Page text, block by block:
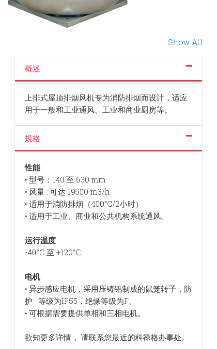
Show All
概述
上排式屋顶排烟风机专为消防排烟而设计，适应
用于一般和工业通风、工业和商业厨房等。
規格
性能
• 型号：140 至 630 mm
• 风量 : 可达 19500 m3/h
• 适用于消防排烟（400°C/2小时）
• 适用于工业、商业和公共机构系统通风。
运行温度
-40°C 至 +120°C.
电机
• 异步感应电机，采用压铸铝制成的鼠笼转子，防
护 等级为IP55，绝缘等级为F。
• 可根据需要提供单相和三相电机。
欲知更多详情， 请联系您最近的科禄格办事处。